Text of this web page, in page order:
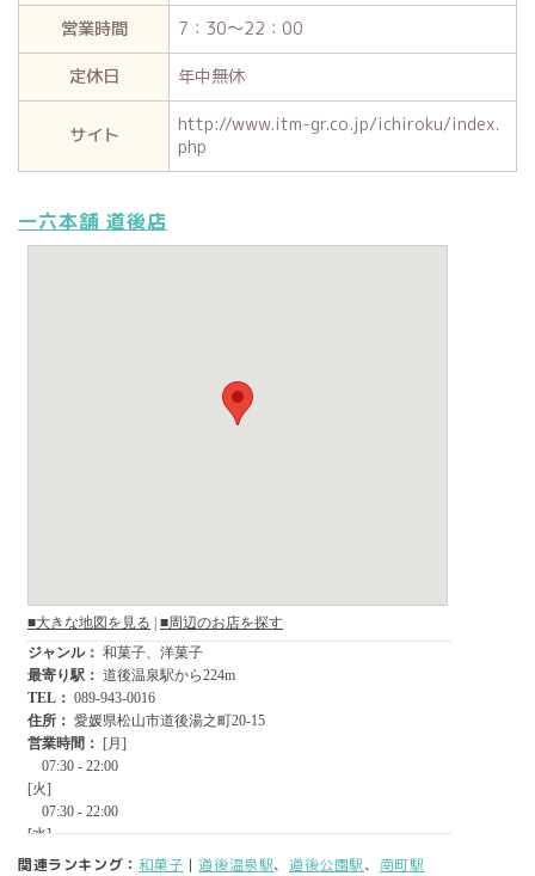
営業時間
7：30～22：00
定休日
年中無休
サイト
http://www.itm-gr.co.jp/ichiroku/index.
php
一六本舗 道後店
関連ランキング： 和菓子 |道後温泉駅、道後公園駅、 南町駅